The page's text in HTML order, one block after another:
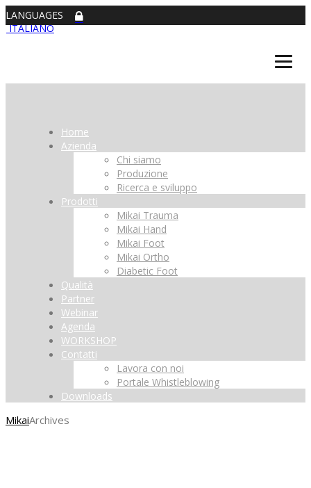
LANGUAGES
ITALIANO
Home
Azienda
Chi siamo
Produzione
Ricerca e sviluppo
Prodotti
Mikai Trauma
Mikai Hand
Mikai Foot
Mikai Ortho
Diabetic Foot
Qualità
Partner
Webinar
Agenda
WORKSHOP
Contatti
Lavora con noi
Portale Whistleblowing
Downloads
MikaiArchives